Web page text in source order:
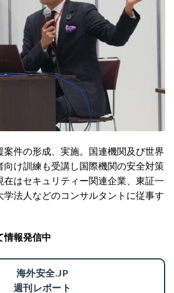
案件の形成、実施。国連機関及び世界
向け訓練も受講し国際機関の安全対策
在はセキュリティー関連企業、東証一
学法人などのコンサルタントに従事す
情報発信中
海外安全.JP
週刊レポート